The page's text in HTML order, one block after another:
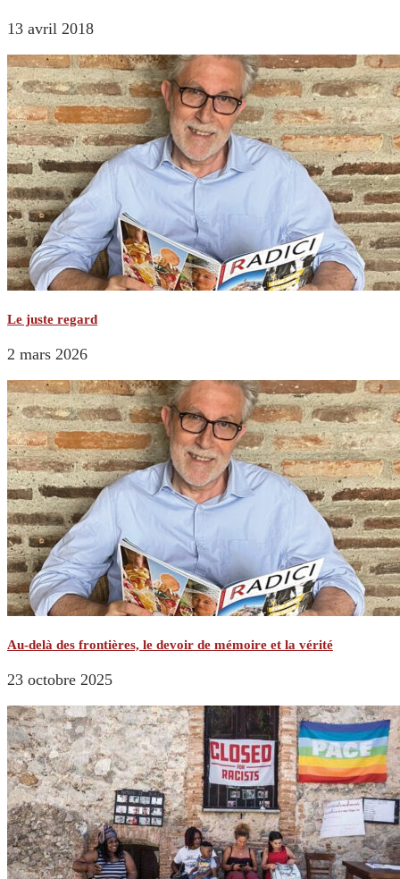
13 avril 2018
Le juste regard
2 mars 2026
Au-delà des frontières, le devoir de mémoire et la vérité
23 octobre 2025